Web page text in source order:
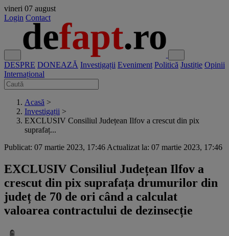
vineri 07 august
Login Contact
DESPRE DONEAZĂ Investigații Eveniment Politică Justiție Opinii
Internațional
Acasă >
Investigații >
EXCLUSIV Consiliul Județean Ilfov a crescut din pix
suprafaț...
Publicat: 07 martie 2023, 17:46 Actualizat la: 07 martie 2023, 17:46
EXCLUSIV Consiliul Județean Ilfov a
crescut din pix suprafața drumurilor din
județ de 70 de ori când a calculat
valoarea contractului de dezinsecție